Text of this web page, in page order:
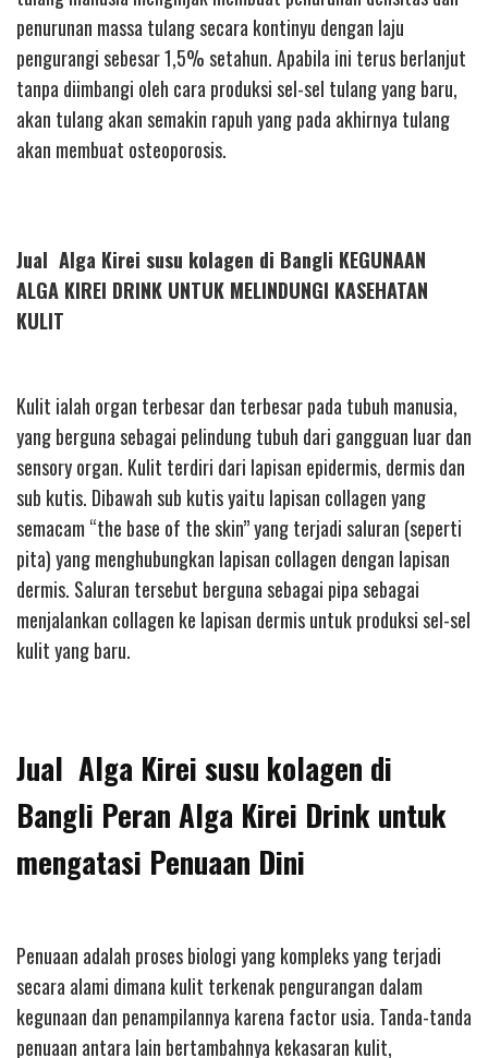
penurunan massa tulang secara kontinyu dengan laju
pengurangi sebesar 1,5% setahun. Apabila ini terus berlanjut
tanpa diimbangi oleh cara produksi sel-sel tulang yang baru,
akan tulang akan semakin rapuh yang pada akhirnya tulang
akan membuat osteoporosis.
Jual Alga Kirei susu kolagen di Bangli KEGUNAAN
ALGA KIREI DRINK UNTUK MELINDUNGI KASEHATAN
KULIT
Kulit ialah organ terbesar dan terbesar pada tubuh manusia,
yang berguna sebagai pelindung tubuh dari gangguan luar dan
sensory organ. Kulit terdiri dari lapisan epidermis, dermis dan
sub kutis. Dibawah sub kutis yaitu lapisan collagen yang
semacam “the base of the skin” yang terjadi saluran (seperti
pita) yang menghubungkan lapisan collagen dengan lapisan
dermis. Saluran tersebut berguna sebagai pipa sebagai
menjalankan collagen ke lapisan dermis untuk produksi sel-sel
kulit yang baru.
Jual Alga Kirei susu kolagen di
Bangli Peran Alga Kirei Drink untuk
mengatasi Penuaan Dini
Penuaan adalah proses biologi yang kompleks yang terjadi
secara alami dimana kulit terkenak pengurangan dalam
kegunaan dan penampilannya karena factor usia. Tanda-tanda
penuaan antara lain bertambahnya kekasaran kulit,